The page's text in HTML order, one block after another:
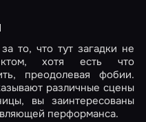
то, что тут загадки не
хотя есть что
преодолевая фобии.
различные сцены
вы заинтересованы
перформанса.